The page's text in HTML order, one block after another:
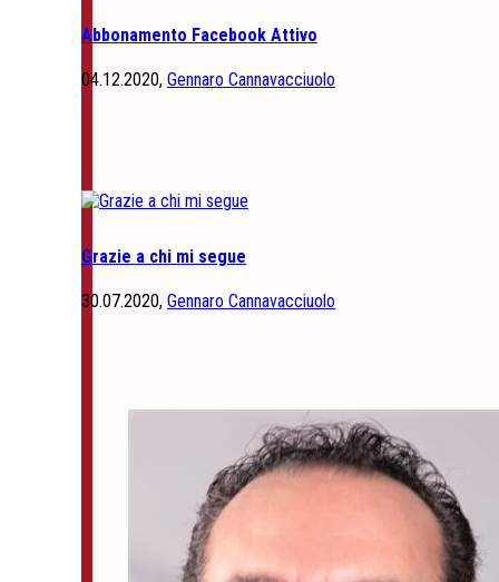
Abbonamento Facebook Attivo
04.12.2020, Gennaro Cannavacciuolo
Grazie a chi mi segue
30.07.2020, Gennaro Cannavacciuolo